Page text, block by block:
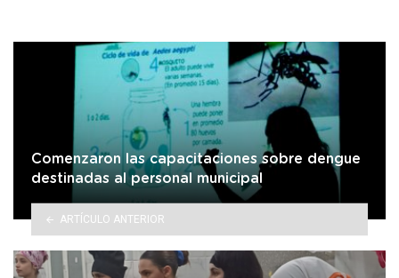
Comenzaron las capacitaciones sobre dengue
destinadas al personal municipal
ARTÍCULO ANTERIOR